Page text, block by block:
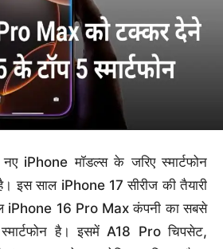
iPhone मॉडल्स के जरिए स्मार्टफोन
इस साल iPhone 17 सीरीज की तैयारी
iPhone 16 Pro Max कंपनी का सबसे
है। इसमें A18 Pro चिपसेट,